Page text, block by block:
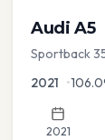
Audi A5
Sportback
2021 •
2021